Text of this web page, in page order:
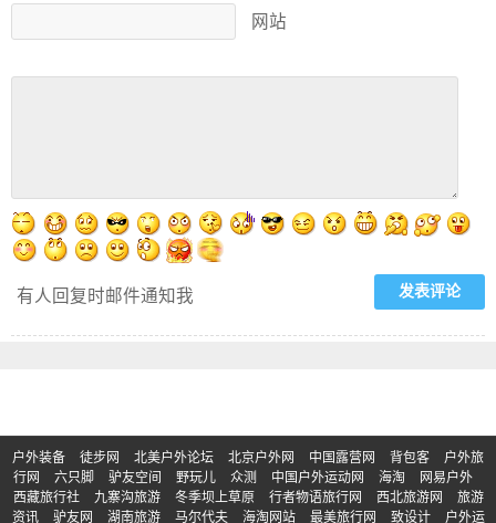
网站
有人回复时邮件通知我
户外装备 徒步网 北美户外论坛 北京户外网 中国露营网 背包客
户外旅
行网
六只脚 驴友空间 野玩儿 众测 中国户外运动网 海淘
网易户外
西藏旅行社
九寨沟旅游 冬季坝上草原 行者物语旅行网 西北旅游网
旅游
资讯
驴友网 湖南旅游 马尔代夫 海淘网站 最美旅行网 致设计 户外运